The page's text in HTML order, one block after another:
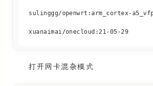
xuanaimai/onecloud:21-05-29
打开网卡混杂模式